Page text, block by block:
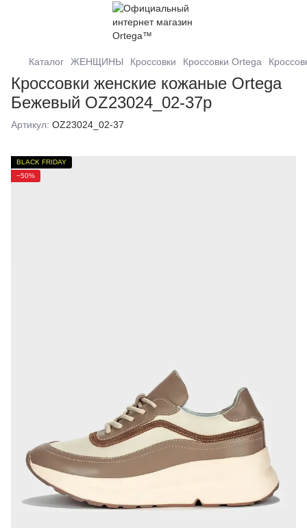
Каталог ЖЕНЩИНЫ Кроссовки Кроссовки Ortega
Кроссовки женские кожаные Ortega
Бежевый OZ23024_02-37р
Артикул: OZ23024_02-37
BLACK FRIDAY
−50%